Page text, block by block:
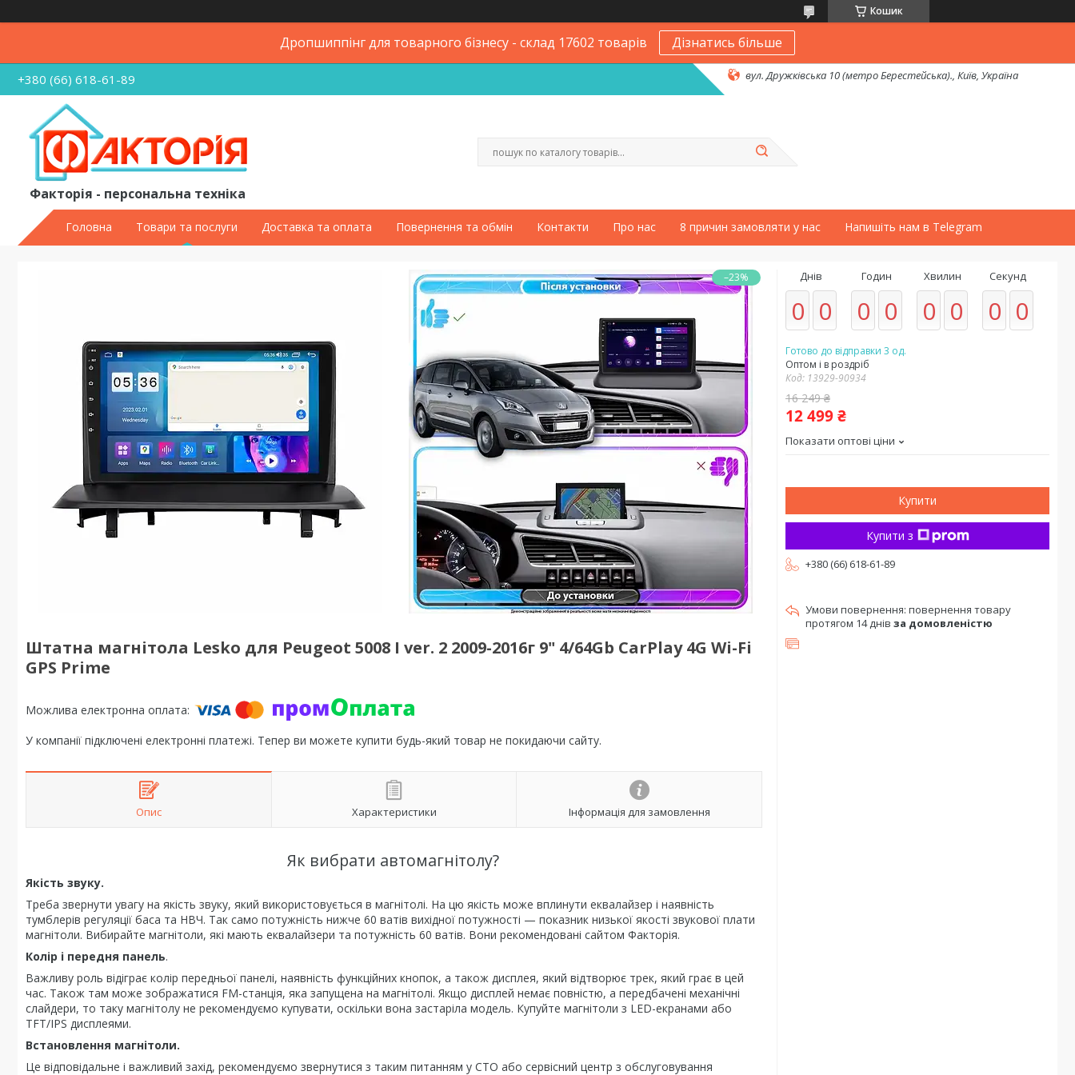
Кошик
Дропшиппінг для товарного бізнесу - склад 17602 товарів Дізнатись більше
+380 (66) 618-61-89 вул. Дружківська 10 (метро Берестейська)., Київ, Україна
Факторія - персональна техніка
Головна Товари та послуги Доставка та оплата Повернення та обмін Контакти Про нас 8 причин замовляти у нас Напишіть нам в Telegram
–23%
Штатна магнітола Lesko для Peugeot 5008 I ver. 2 2009-2016г 9" 4/64Gb CarPlay 4G Wi-Fi
GPS Prime
У компанії підключені електронні платежі. Тепер ви можете купити будь-який товар не покидаючи сайту.
Опис Характеристики Інформація для замовлення
Як вибрати автомагнітолу?
Якість звуку.
Треба звернути увагу на якість звуку, який використовується в магнітолі. На цю якість може вплинути еквалайзер і наявність
тумблерів регуляції баса та НВЧ. Так само потужність нижче 60 ватів вихідної потужності — показник низької якості звукової плати
магнітоли. Вибирайте магнітоли, які мають еквалайзери та потужність 60 ватів. Вони рекомендовані сайтом Факторія.
Колір і передня панель.
Важливу роль відіграє колір передньої панелі, наявність функційних кнопок, а також дисплея, який відтворює трек, який грає в цей
час. Також там може зображатися FM-станція, яка запущена на магнітолі. Якщо дисплей немає повністю, а передбачені механічні
слайдери, то таку магнітолу не рекомендуємо купувати, оскільки вона застаріла модель. Купуйте магнітоли з LED-екранами або
TFT/IPS дисплеями.
Встановлення магнітоли.
Це відповідальне і важливий захід, рекомендуємо звернутися з таким питанням у СТО або сервісний центр з обслуговування
Днів
0 0
Годин
0 0
Хвилин
0 0
Секунд
0 0
Готово до відправки 3 од.
Оптом і в роздріб
Код: 13929-90934
16 249 ₴
12 499 ₴
Показати оптові ціни
Купити
Купити з
+380 (66) 618-61-89
повернення товару
протягом 14 днів за домовленістю